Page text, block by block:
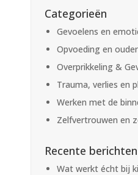
Categorieën
Gevoelens en
Opvoeding en
Overprikkeling &
Trauma, verlies en
Werken met de
Zelfvertrouwen en
Recente berichten
Wat werkt écht bij